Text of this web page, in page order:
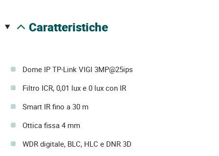
caratteristiche
Dome IP TP-Link VIGI 3MP@25ips
Filtro ICR, 0,01 lux e 0 lux con IR
Smart IR fino a 30 m
Ottica fissa 4 mm
WDR digitale, BLC, HLC e DNR 3D